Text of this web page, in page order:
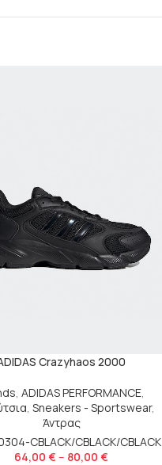
Crazyhaos 2000
, ADIDAS PERFORMANCE,
, Sneakers - Sportswear,
Άντρας
CBLACK/CBLACK/CBLACK
64,00 € – 80,00 €